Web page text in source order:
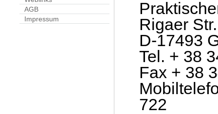
AGB
Impressum
Rigaer
D-17493
Tel. + 38
Fax + 38
722